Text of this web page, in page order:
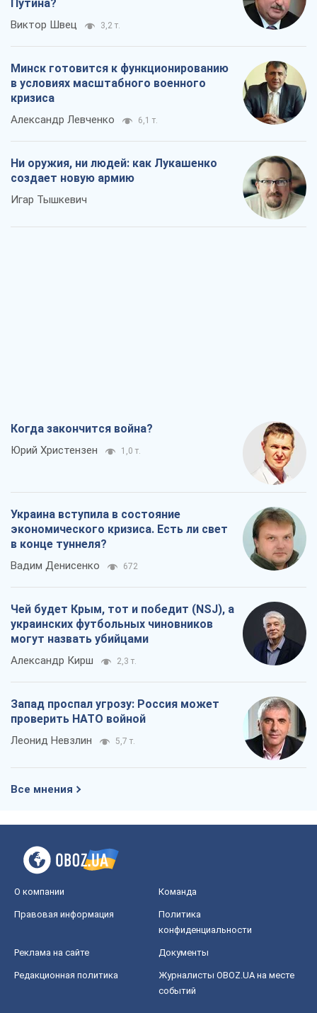
Путина?
Виктор Швец 3,2 т.
Минск готовится к функционированию
в условиях масштабного военного
кризиса
Александр Левченко 6,1 т.
Ни оружия, ни людей: как Лукашенко
создает новую армию
Игар Тышкевич
Когда закончится война?
Юрий Христензен 1,0 т.
Украина вступила в состояние
экономического кризиса. Есть ли свет
в конце туннеля?
Вадим Денисенко 672
Чей будет Крым, тот и победит (NSJ), а
украинских футбольных чиновников
могут назвать убийцами
Александр Кирш 2,3 т.
Запад проспал угрозу: Россия может
проверить НАТО войной
Леонид Невзлин 5,7 т.
Все мнения
О компании Команда
Правовая информация
Политика
конфиденциальности
Реклама на сайте Документы
Редакционная политика
Журналисты OBOZ.UA на месте
событий